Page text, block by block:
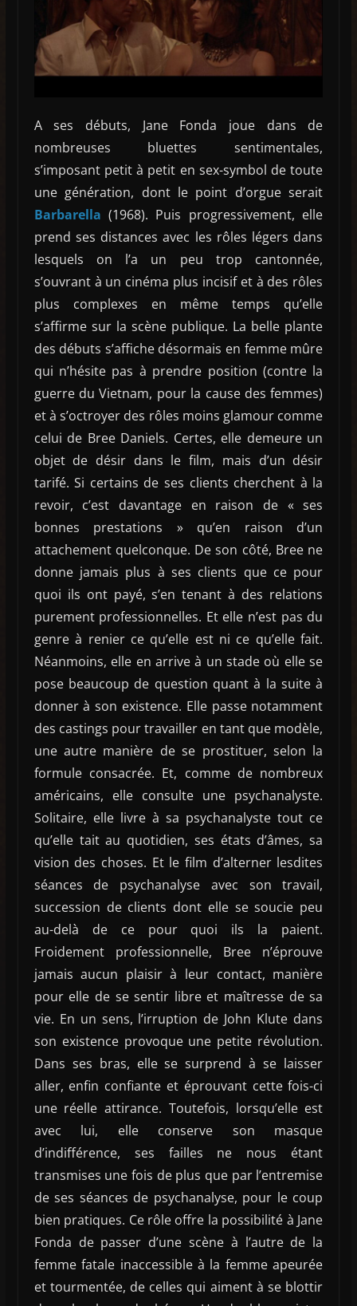
A ses débuts, Jane Fonda joue dans de
nombreuses bluettes sentimentales,
s’imposant petit à petit en sex-symbol de toute
une génération, dont le point d’orgue serait
Barbarella (1968). Puis progressivement, elle
prend ses distances avec les rôles légers dans
lesquels on l’a un peu trop cantonnée,
s’ouvrant à un cinéma plus incisif et à des rôles
plus complexes en même temps qu’elle
s’affirme sur la scène publique. La belle plante
des débuts s’affiche désormais en femme mûre
qui n’hésite pas à prendre position (contre la
guerre du Vietnam, pour la cause des femmes)
et à s’octroyer des rôles moins glamour comme
celui de Bree Daniels. Certes, elle demeure un
objet de désir dans le film, mais d’un désir
tarifé. Si certains de ses clients cherchent à la
revoir, c’est davantage en raison de « ses
bonnes prestations » qu’en raison d’un
attachement quelconque. De son côté, Bree ne
donne jamais plus à ses clients que ce pour
quoi ils ont payé, s’en tenant à des relations
purement professionnelles. Et elle n’est pas du
genre à renier ce qu’elle est ni ce qu’elle fait.
Néanmoins, elle en arrive à un stade où elle se
pose beaucoup de question quant à la suite à
donner à son existence. Elle passe notamment
des castings pour travailler en tant que modèle,
une autre manière de se prostituer, selon la
formule consacrée. Et, comme de nombreux
américains, elle consulte une psychanalyste.
Solitaire, elle livre à sa psychanalyste tout ce
qu’elle tait au quotidien, ses états d’âmes, sa
vision des choses. Et le film d’alterner lesdites
séances de psychanalyse avec son travail,
succession de clients dont elle se soucie peu
au-delà de ce pour quoi ils la paient.
Froidement professionnelle, Bree n’éprouve
jamais aucun plaisir à leur contact, manière
pour elle de se sentir libre et maîtresse de sa
vie. En un sens, l’irruption de John Klute dans
son existence provoque une petite révolution.
Dans ses bras, elle se surprend à se laisser
aller, enfin confiante et éprouvant cette fois-ci
une réelle attirance. Toutefois, lorsqu’elle est
avec lui, elle conserve son masque
d’indifférence, ses failles ne nous étant
transmises une fois de plus que par l’entremise
de ses séances de psychanalyse, pour le coup
bien pratiques. Ce rôle offre la possibilité à Jane
Fonda de passer d’une scène à l’autre de la
femme fatale inaccessible à la femme apeurée
et tourmentée, de celles qui aiment à se blottir